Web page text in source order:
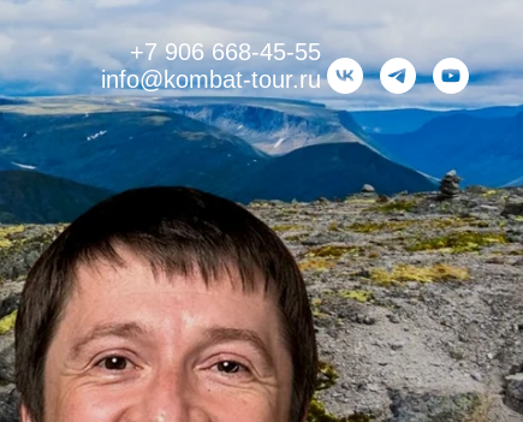
+7 906 668-45-55
info@kombat-tour.ru